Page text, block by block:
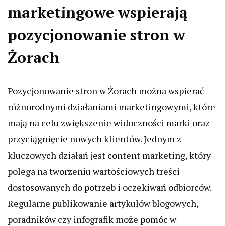
marketingowe wspierają
pozycjonowanie stron w
Żorach
Pozycjonowanie stron w Żorach można wspierać
różnorodnymi działaniami marketingowymi, które
mają na celu zwiększenie widoczności marki oraz
przyciągnięcie nowych klientów. Jednym z
kluczowych działań jest content marketing, który
polega na tworzeniu wartościowych treści
dostosowanych do potrzeb i oczekiwań odbiorców.
Regularne publikowanie artykułów blogowych,
poradników czy infografik może pomóc w